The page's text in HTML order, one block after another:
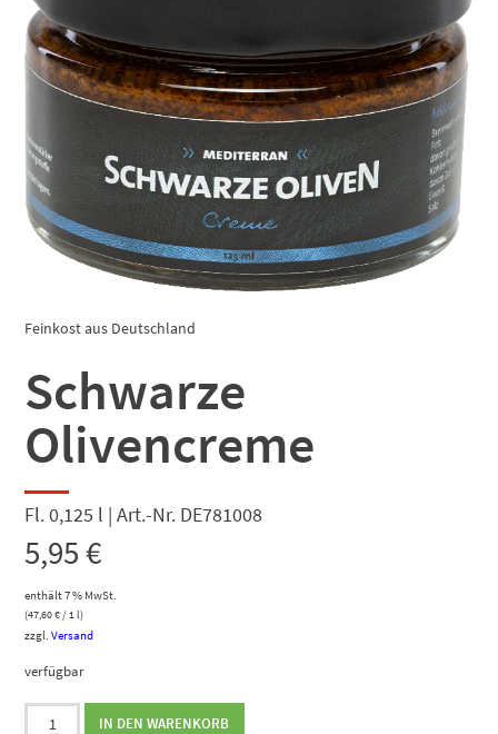
Feinkost aus Deutschland
Schwarze
Olivencreme
Fl. 0,125 l | Art.-Nr. DE781008
5,95€
enthält 7 % MwSt.
(47,60€/ 1 l)
zzgl.Versand
verfügbar
Schwarze
IN DEN WARENKORB